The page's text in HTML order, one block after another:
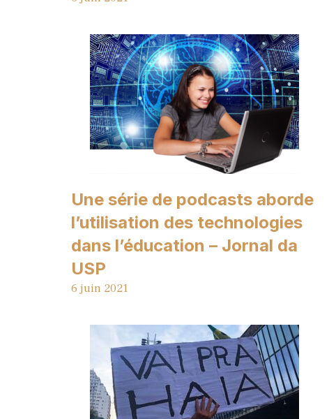
Une série de podcasts aborde
l’utilisation des technologies
dans l’éducation – Jornal da
USP
6 juin 2021